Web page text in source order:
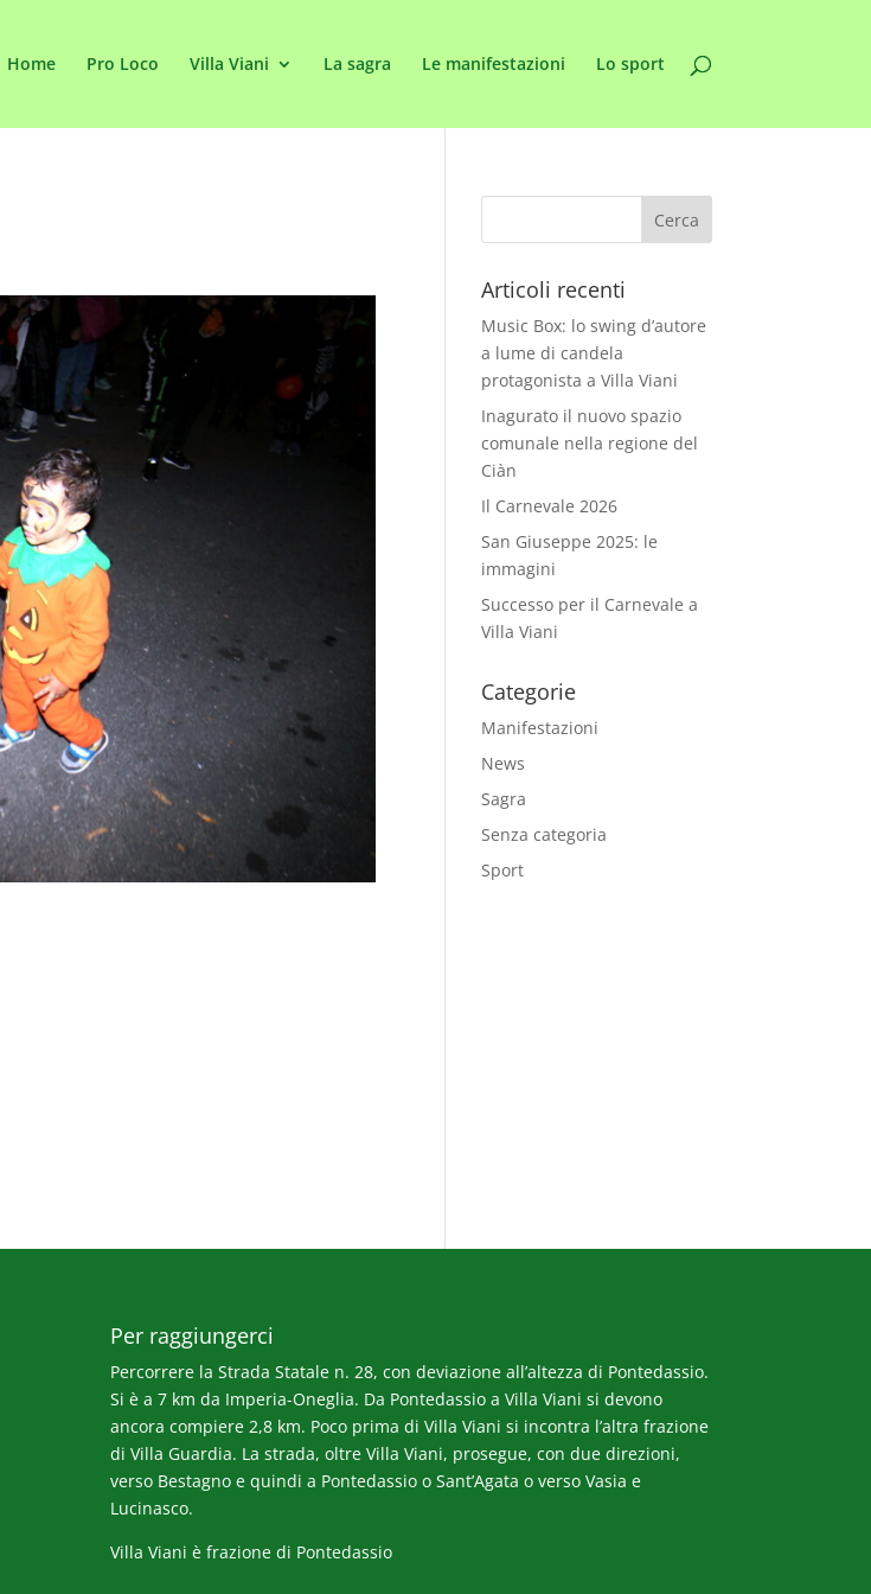
Home Pro Loco Villa Viani La sagra Le manifestazioni Lo sport
Articoli recenti
Music Box: lo swing d’autore
a lume di candela
protagonista a Villa Viani
Inagurato il nuovo spazio
comunale nella regione del
Ciàn
Il Carnevale 2026
San Giuseppe 2025: le
immagini
Successo per il Carnevale a
Villa Viani
Categorie
Manifestazioni
News
Sagra
Senza categoria
Sport
Per raggiungerci
Percorrere la Strada Statale n. 28, con deviazione all’altezza di Pontedassio.
Si è a 7 km da Imperia-Oneglia. Da Pontedassio a Villa Viani si devono
ancora compiere 2,8 km. Poco prima di Villa Viani si incontra l’altra frazione
di Villa Guardia. La strada, oltre Villa Viani, prosegue, con due direzioni,
verso Bestagno e quindi a Pontedassio o Sant’Agata o verso Vasia e
Lucinasco.
Villa Viani è frazione di Pontedassio